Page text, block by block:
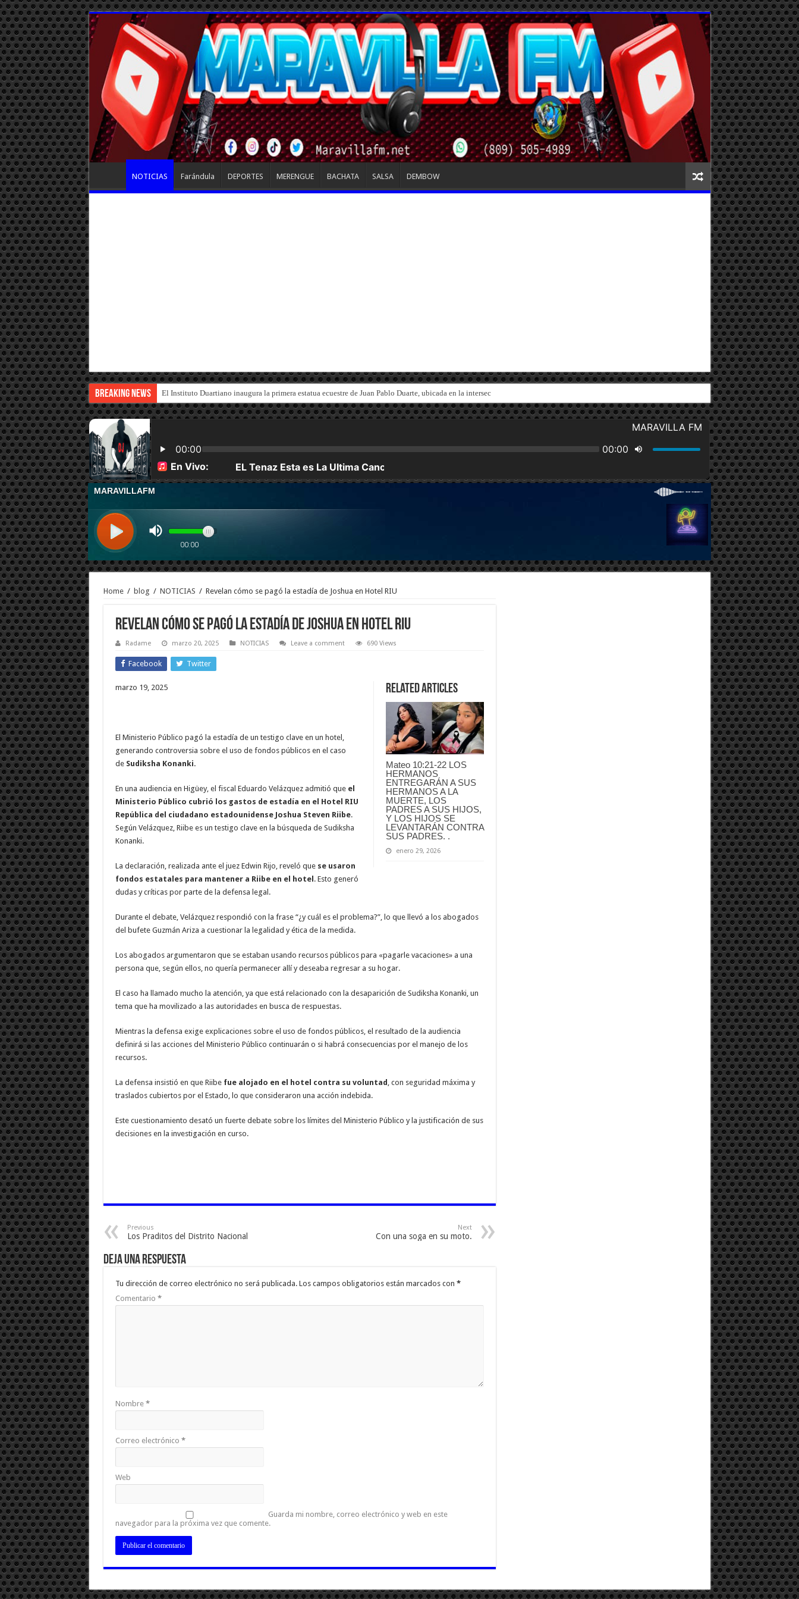
NOTICIAS Farándula DEPORTES MERENGUE BACHATA SALSA DEMBOW
Breaking News El Instituto Duartiano inaugura la primera estatua ecuestre de Juan Pablo Duarte, ubicada en la intersección de las Av. 27 de Febrero y Winston Churchi
Home / blog / NOTICIAS / Revelan cómo se pagó la estadía de Joshua en Hotel RIU
Revelan cómo se pagó la estadía de Joshua en Hotel RIU
Radame marzo 20, 2025 NOTICIAS Leave a comment 690 Views
Facebook Twitter
Related Articles
Mateo 10:21-22 LOS
HERMANOS
ENTREGARÁN A SUS
HERMANOS A LA
MUERTE, LOS
PADRES A SUS HIJOS,
Y LOS HIJOS SE
LEVANTARÁN CONTRA
SUS PADRES. .
enero 29, 2026
marzo 19, 2025
El Ministerio Público pagó la estadía de un testigo clave en un hotel,
generando controversia sobre el uso de fondos públicos en el caso
de Sudiksha Konanki.
En una audiencia en Higüey, el fiscal Eduardo Velázquez admitió que el
Ministerio Público cubrió los gastos de estadía en el Hotel RIU
República del ciudadano estadounidense Joshua Steven Riibe.
Según Velázquez, Riibe es un testigo clave en la búsqueda de Sudiksha
Konanki.
La declaración, realizada ante el juez Edwin Rijo, reveló que se usaron
fondos estatales para mantener a Riibe en el hotel . Esto generó
dudas y críticas por parte de la defensa legal.
Durante el debate, Velázquez respondió con la frase “¿y cuál es el problema?”, lo que llevó a los abogados
del bufete Guzmán Ariza a cuestionar la legalidad y ética de la medida.
Los abogados argumentaron que se estaban usando recursos públicos para «pagarle vacaciones» a una
persona que, según ellos, no quería permanecer allí y deseaba regresar a su hogar.
El caso ha llamado mucho la atención, ya que está relacionado con la desaparición de Sudiksha Konanki, un
tema que ha movilizado a las autoridades en busca de respuestas.
Mientras la defensa exige explicaciones sobre el uso de fondos públicos, el resultado de la audiencia
definirá si las acciones del Ministerio Público continuarán o si habrá consecuencias por el manejo de los
recursos.
La defensa insistió en que Riibefue alojado en el hotel contra su voluntad , con seguridad máxima y
traslados cubiertos por el Estado, lo que consideraron una acción indebida.
Este cuestionamiento desató un fuerte debate sobre los límites del Ministerio Público y la justificación de sus
decisiones en la investigación en curso.
Previous
Los Praditos del Distrito Nacional
Next
Con una soga en su moto.
Deja una respuesta
Tu dirección de correo electrónico no será publicada. Los campos obligatorios están marcados con *
Comentario *
Nombre *
Correo electrónico *
Web
Guarda mi nombre, correo electrónico y web en este
navegador para la próxima vez que comente.